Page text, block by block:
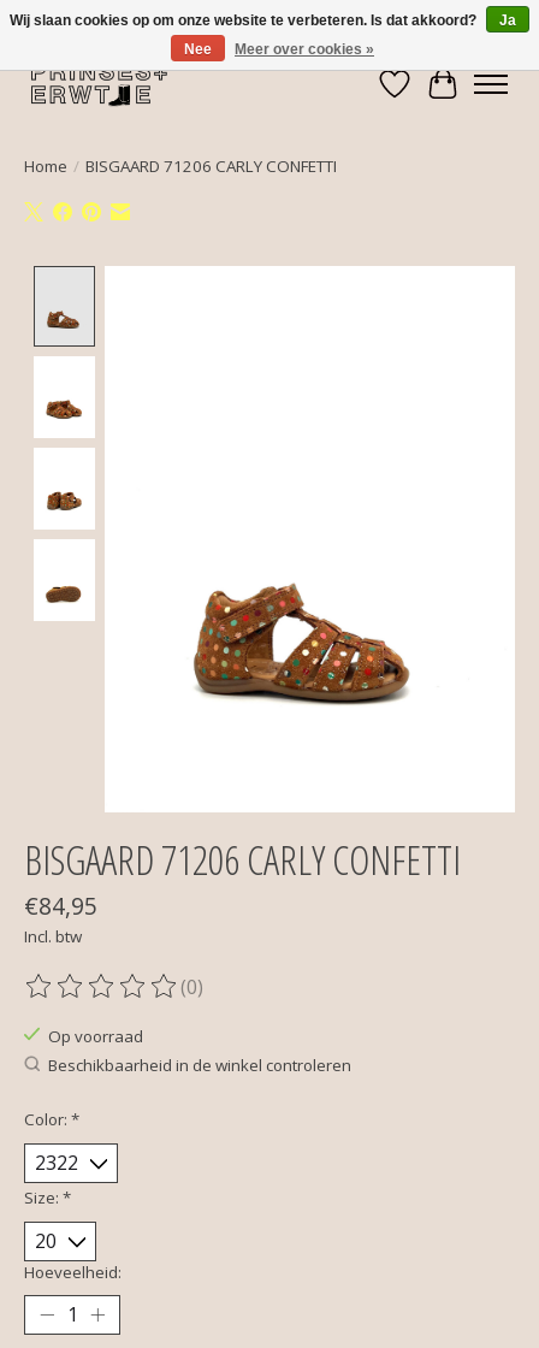
Verlanglijst
Home / BISGAARD 71206 CARLY CONFETTI
BISGAARD 71206 CARLY CONFETTI
€84,95
Incl. btw
De beoordeling van dit product is
(0)
Op voorraad
Beschikbaarheid in de winkel controleren
Color: *
Size: *
Hoeveelheid:
Wij slaan cookies op om onze website te verbeteren. Is dat akkoord?
Ja
Nee
Meer over cookies »